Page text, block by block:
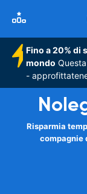
Fino a 20% di
mondo
-
Risparmia
compagnie